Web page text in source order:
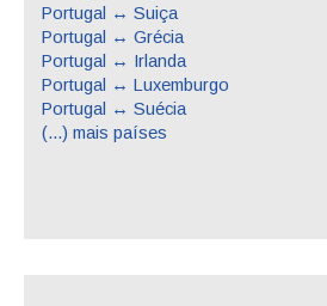
Portugal ↔ Suiça
Portugal ↔ Grécia
Portugal ↔ Irlanda
Portugal ↔ Luxemburgo
Portugal ↔ Suécia
(...) mais países